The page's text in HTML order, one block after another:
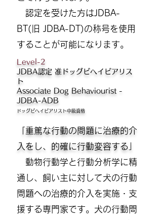
認定を受けた方はJDBA-
BT(旧 JDBA-DT)の称号を使用
することが可能になります。​
Level-2
JDBA認定 准ドッグビヘイビアリス
ト
Associate Dog Behaviourist -
JDBA-ADB
​ドッグビヘイビアリスト中級資格
「重篤な行動の問題に治療的介
入をし、的確に行動変容する」
動物行動学と行動分析学に精
通し、飼い主に対して犬の行動
問題への治療的介入を実施・支
援する専門家です。犬の行動問